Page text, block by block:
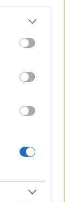
Google
may click to
tags to
Google
πρώτη φορά